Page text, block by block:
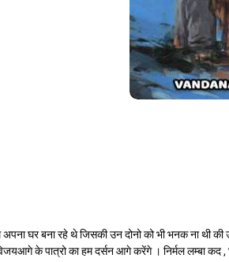
घर बना रहे थे जिसकी उन दोनो को भी भनक ना थी
के पात्रो का हम दर्सन आगे करेंगे । निर्मल लम्बा